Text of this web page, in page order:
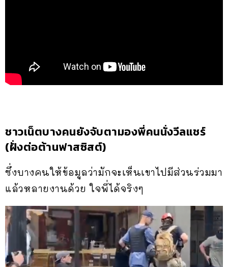
ชาวเน็ตบางคนยังจับตามองพี่คนนั่งวีลแชร์
(ฝั่งต่อต้านฟาสซิสต์)
ซึ่งบางคนให้ข้อมูลว่ามักจะเห็นเขาไปมีส่วนร่วมมา
แล้วหลายงานด้วย ใจพี่ได้จริงๆ